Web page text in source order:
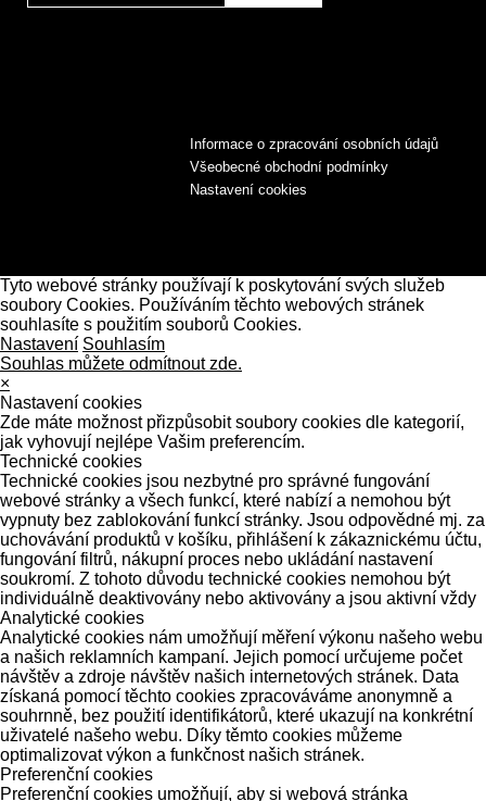
Informace o zpracování osobních údajů
Všeobecné obchodní podmínky
Nastavení cookies
Tyto webové stránky používají k poskytování svých služeb
soubory Cookies. Používáním těchto webových stránek
souhlasíte s použitím souborů Cookies.
Nastavení Souhlasím
Souhlas můžete odmítnout zde.
×
Nastavení cookies
Zde máte možnost přizpůsobit soubory cookies dle kategorií,
jak vyhovují nejlépe Vašim preferencím.
Technické cookies
Technické cookies jsou nezbytné pro správné fungování
webové stránky a všech funkcí, které nabízí a nemohou být
vypnuty bez zablokování funkcí stránky. Jsou odpovědné mj. za
uchovávání produktů v košíku, přihlášení k zákaznickému účtu,
fungování filtrů, nákupní proces nebo ukládání nastavení
soukromí. Z tohoto důvodu technické cookies nemohou být
individuálně deaktivovány nebo aktivovány a jsou aktivní vždy
Analytické cookies
Analytické cookies nám umožňují měření výkonu našeho webu
a našich reklamních kampaní. Jejich pomocí určujeme počet
návštěv a zdroje návštěv našich internetových stránek. Data
získaná pomocí těchto cookies zpracováváme anonymně a
souhrnně, bez použití identifikátorů, které ukazují na konkrétní
uživatelé našeho webu. Díky těmto cookies můžeme
optimalizovat výkon a funkčnost našich stránek.
Preferenční cookies
Preferenční cookies umožňují, aby si webová stránka